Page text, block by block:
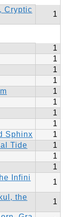
Cryptic
1
1
1
1
1
1
1
1
1
Sphinx
1
Tide
1
1
1
Infini
1
the
1